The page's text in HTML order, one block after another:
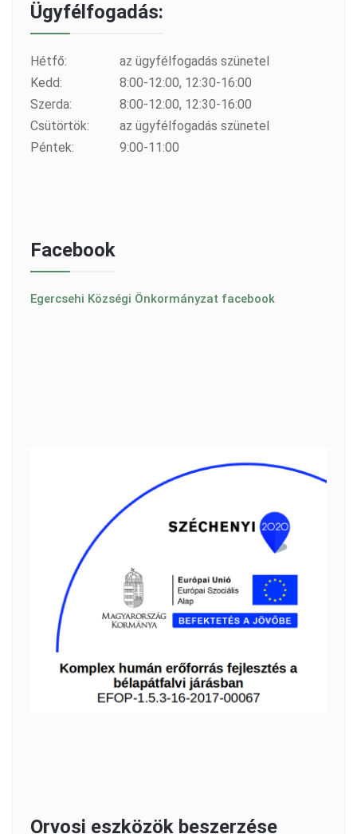
Ügyfélfogadás:
Hétfő:
az ügyfélfogadás szünetel
Kedd:
8:00-12:00, 12:30-16:00
Szerda:
8:00-12:00, 12:30-16:00
Csütörtök:
az ügyfélfogadás szünetel
Péntek:
9:00-11:00
Facebook
Egercsehi Községi Önkormányzat facebook
Orvosi eszközök beszerzése